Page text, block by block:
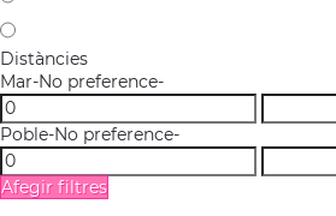
Distàncies
Mar-No preference-
Poble-No preference-
Afegir filtres